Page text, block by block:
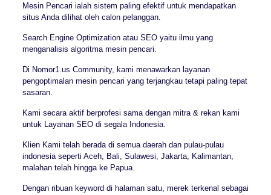
Mesin Pencari ialah sistem paling efektif untuk mendapatkan
situs Anda dilihat oleh calon pelanggan.
Search Engine Optimization atau SEO yaitu ilmu yang
menganalisis algoritma mesin pencari.
Di Nomor1.us Community, kami menawarkan layanan
pengoptimalan mesin pencari yang terjangkau tetapi paling tepat
sasaran.
Kami secara aktif berprofesi sama dengan mitra & rekan kami
untuk Layanan SEO di segala Indonesia.
Klien Kami telah berada di semua daerah dan pulau-pulau
indonesia seperti Aceh, Bali, Sulawesi, Jakarta, Kalimantan,
malahan telah hingga ke Papua.
Dengan ribuan keyword di halaman satu, merek terkenal sebagai